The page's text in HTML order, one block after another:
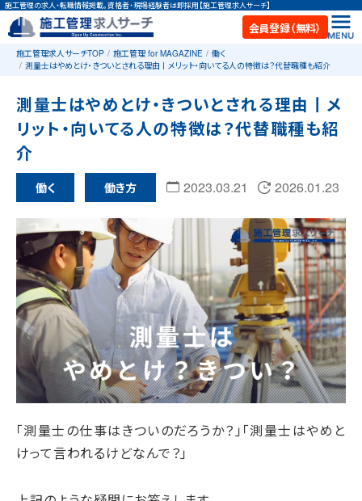
施工管理の求人・転職情報掲載。資格者・現場経験者は即採用【施工管理求人サーチ】
会員登録（無料）
施工管理求人サーチTOP 施工管理 for MAGAZINE
働く
測量士はやめとけ・きついとされる理由丨メリット・向いてる人の特徴は？代替職種も紹介
測量士はやめとけ・きついとされる理由丨メ
リット・向いてる人の特徴は？代替職種も紹
介
働く 働き方 2023.03.21 2026.01.23
「測量士の仕事はきついのだろうか？」「測量士はやめと
けって言われるけどなんで？」